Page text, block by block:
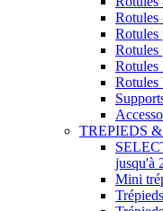
Rotules
Rotules
Rotules
Rotules
TREPIEDS
jusqu'à
Mini